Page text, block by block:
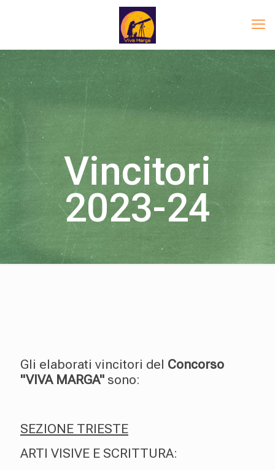
Vincitori
2023-24
Gli elaborati vincitori del Concorso
"VIVA MARGA" sono:
SEZIONE TRIESTE
ARTI VISIVE E SCRITTURA: